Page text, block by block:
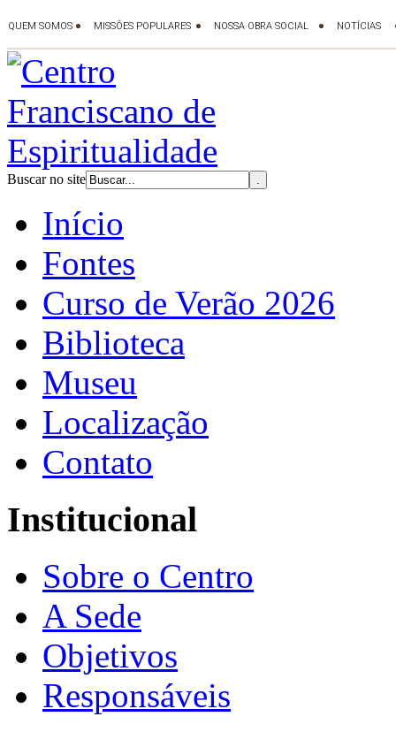
Buscar no site
Início
Fontes
Curso de Verão 2026
Biblioteca
Museu
Localização
Contato
Institucional
Sobre o Centro
A Sede
Objetivos
Responsáveis